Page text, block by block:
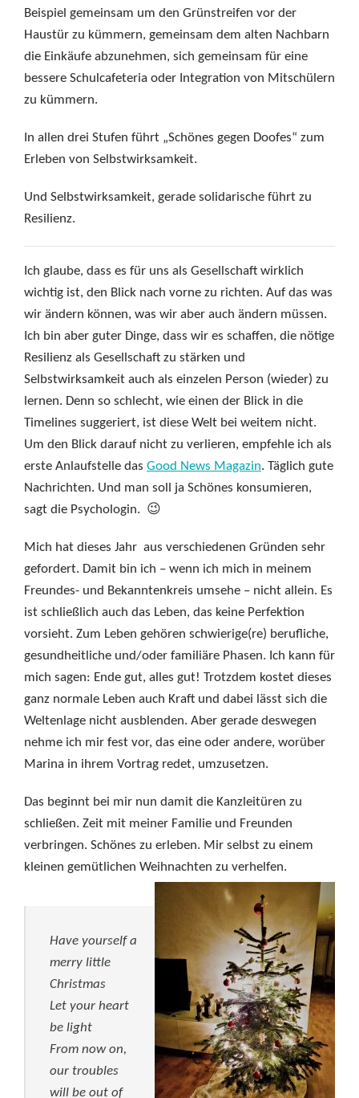
Beispiel gemeinsam um den Grünstreifen vor der
Haustür zu kümmern, gemeinsam dem alten Nachbarn
die Einkäufe abzunehmen, sich gemeinsam für eine
bessere Schulcafeteria oder Integration von Mitschülern
zu kümmern.
In allen drei Stufen führt „Schönes gegen Doofes“ zum
Erleben von Selbstwirksamkeit.
Und Selbstwirksamkeit, gerade solidarische führt zu
Resilienz.
Ich glaube, dass es für uns als Gesellschaft wirklich
wichtig ist, den Blick nach vorne zu richten. Auf das was
wir ändern können, was wir aber auch ändern müssen.
Ich bin aber guter Dinge, dass wir es schaffen, die nötige
Resilienz als Gesellschaft zu stärken und
Selbstwirksamkeit auch als einzelen Person (wieder) zu
lernen. Denn so schlecht, wie einen der Blick in die
Timelines suggeriert, ist diese Welt bei weitem nicht.
Um den Blick darauf nicht zu verlieren, empfehle ich als
erste Anlaufstelle das Good News Magazin. Täglich gute
Nachrichten. Und man soll ja Schönes konsumieren,
sagt die Psychologin. 😉
Mich hat dieses Jahr aus verschiedenen Gründen sehr
gefordert. Damit bin ich – wenn ich mich in meinem
Freundes- und Bekanntenkreis umsehe – nicht allein. Es
ist schließlich auch das Leben, das keine Perfektion
vorsieht. Zum Leben gehören schwierige(re) berufliche,
gesundheitliche und/oder familiäre Phasen. Ich kann für
mich sagen: Ende gut, alles gut! Trotzdem kostet dieses
ganz normale Leben auch Kraft und dabei lässt sich die
Weltenlage nicht ausblenden. Aber gerade deswegen
nehme ich mir fest vor, das eine oder andere, worüber
Marina in ihrem Vortrag redet, umzusetzen.
Das beginnt bei mir nun damit die Kanzleitüren zu
schließen. Zeit mit meiner Familie und Freunden
verbringen. Schönes zu erleben. Mir selbst zu einem
kleinen gemütlichen Weihnachten zu verhelfen.
Have yourself a
merry little
Christmas
Let your heart
be light
From now on,
our troubles
will be out of